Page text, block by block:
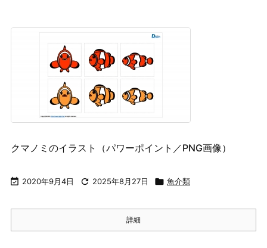
クマノミのイラスト（パワーポイント／PNG画像）
 2020年9月4日  2025年8月27日  魚介類
詳細